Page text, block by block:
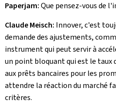
Paperjam:Que pensez-vous de
Claude Meisch: Innover, c'est
demande des ajustements,
instrument qui peut servir à
un point bloquant qui est le taux
aux prêts bancaires pour les
attendre la réaction du marché
critères.